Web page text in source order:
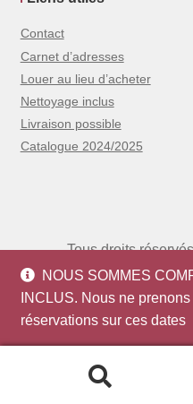
Contact
Carnet d’adresses
Louer au lieu d’acheter
Nettoyage inclus
Livraison possible
Catalogue 2024/2025
Tous droits
2026 - Site réalisé
NOUS SOMMES
INCLUS. Nous ne
réservations sur ces dates